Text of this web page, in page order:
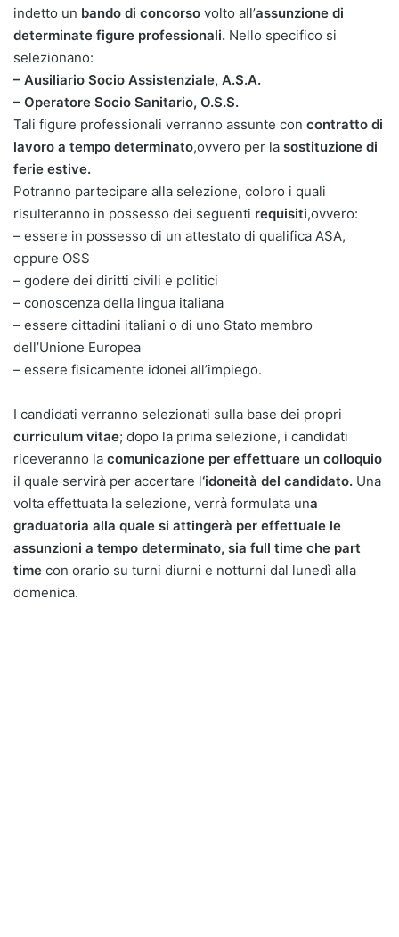
indetto un bando di concorso volto all’assunzione di
determinate figure professionali. Nello specifico si
selezionano:
– Ausiliario Socio Assistenziale, A.S.A.
– Operatore Socio Sanitario, O.S.S.
Tali figure professionali verranno assunte con contratto di
lavoro a tempo determinato,ovvero per la sostituzione di
ferie estive.
Potranno partecipare alla selezione, coloro i quali
risulteranno in possesso dei seguenti requisiti,ovvero:
– essere in possesso di un attestato di qualifica ASA,
oppure OSS
– godere dei diritti civili e politici
– conoscenza della lingua italiana
– essere cittadini italiani o di uno Stato membro
dell’Unione Europea
– essere fisicamente idonei all’impiego.
I candidati verranno selezionati sulla base dei propri
curriculum vitae; dopo la prima selezione, i candidati
riceveranno la comunicazione per effettuare un colloquio
il quale servirà per accertare l‘idoneità del candidato. Una
volta effettuata la selezione, verrà formulata una
graduatoria alla quale si attingerà per effettuale le
assunzioni a tempo determinato, sia full time che part
time con orario su turni diurni e notturni dal lunedì alla
domenica.